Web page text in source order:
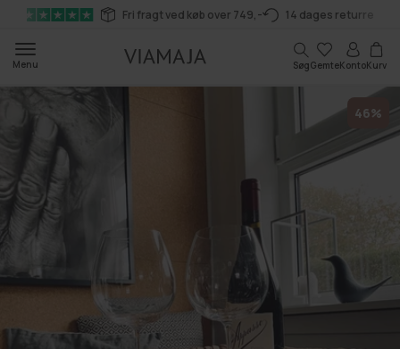
Gå til
indhold
Fri fragt ved køb over 749,- 14 dages returret
Menu SøgGemteKonto
Kurv
Kurv
46%